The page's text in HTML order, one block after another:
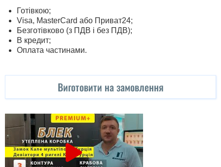
Готівкою;
Visa, MasterСard або Приват24;
Безготівково (з ПДВ і без ПДВ);
В кредит;
Оплата частинами.
Виготовити на замовлення